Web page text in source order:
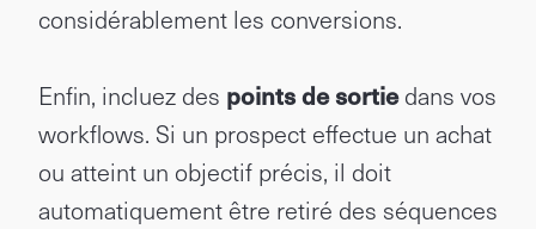
considérablement les conversions.
Enfin, incluez des points de sortiedans vos
workflows. Si un prospect effectue un achat
ou atteint un objectif précis, il doit
automatiquement être retiré des séquences